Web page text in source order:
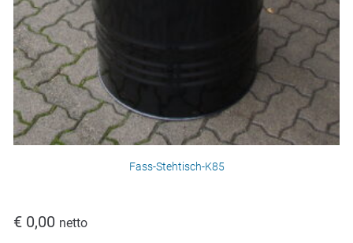
Fass-Stehtisch-K85
€ 0,00 netto